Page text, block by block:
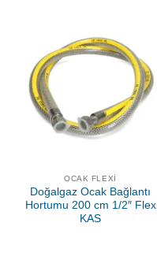
OCAK FLEXI
Doğalgaz Ocak Bağlantı
Hortumu 200 cm 1/2″ Flex
KAS